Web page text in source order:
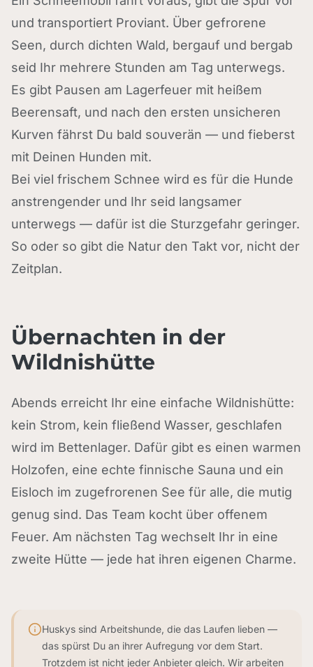
und transportiert Proviant. Über gefrorene
Seen, durch dichten Wald, bergauf und bergab
seid Ihr mehrere Stunden am Tag unterwegs.
Es gibt Pausen am Lagerfeuer mit heißem
Beerensaft, und nach den ersten unsicheren
Kurven fährst Du bald souverän — und fieberst
mit Deinen Hunden mit.
Bei viel frischem Schnee wird es für die Hunde
anstrengender und Ihr seid langsamer
unterwegs — dafür ist die Sturzgefahr geringer.
So oder so gibt die Natur den Takt vor, nicht der
Zeitplan.
Übernachten in der
Wildnishütte
Abends erreicht Ihr eine einfache Wildnishütte:
kein Strom, kein fließend Wasser, geschlafen
wird im Bettenlager. Dafür gibt es einen warmen
Holzofen, eine echte finnische Sauna und ein
Eisloch im zugefrorenen See für alle, die mutig
genug sind. Das Team kocht über offenem
Feuer. Am nächsten Tag wechselt Ihr in eine
zweite Hütte — jede hat ihren eigenen Charme.
Huskys sind Arbeitshunde, die das Laufen lieben —
das spürst Du an ihrer Aufregung vor dem Start.
Trotzdem ist nicht jeder Anbieter gleich. Wir arbeiten